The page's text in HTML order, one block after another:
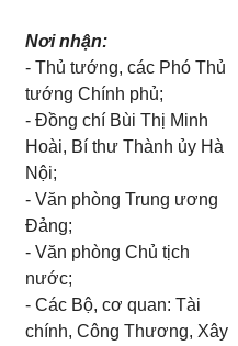
Nơi nhận:
- Thủ tướng, các Phó Thủ
tướng Chính phủ;
- Đồng chí Bùi Thị Minh
Hoài, Bí thư Thành ủy Hà
Nội;
- Văn phòng Trung ương
Đảng;
- Văn phòng Chủ tịch
nước;
- Các Bộ, cơ quan: Tài
chính, Công Thương, Xây